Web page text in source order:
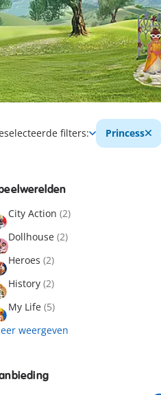
filters: Princess
City Action (2)
Dollhouse (2)
Heroes (2)
History (2)
My Life (5)
weergeven